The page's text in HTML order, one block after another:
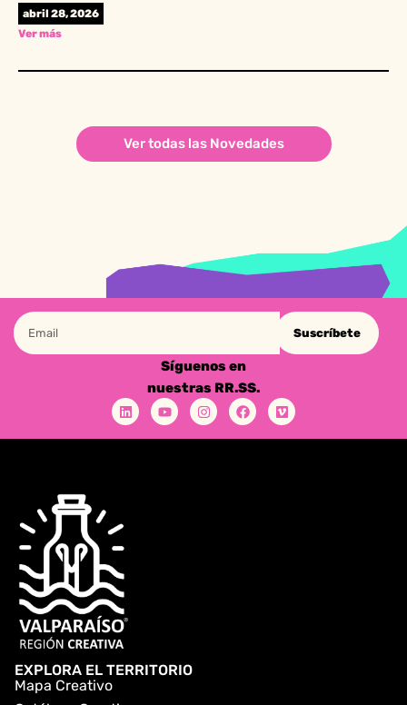
abril 28, 2026
Ver más
Ver todas las Novedades
Suscríbete
Síguenos en
nuestras RR.SS.
EXPLORA EL TERRITORIO
Mapa Creativo